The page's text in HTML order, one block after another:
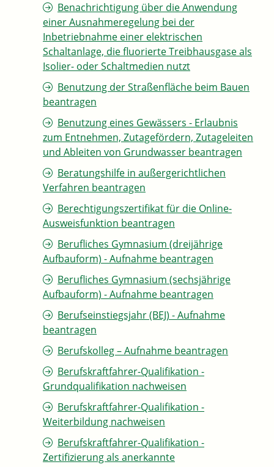
Benachrichtigung über die Anwendung
einer Ausnahmeregelung bei der
Inbetriebnahme einer elektrischen
Schaltanlage, die fluorierte Treibhausgase als
Isolier- oder Schaltmedien nutzt
Benutzung der Straßenfläche beim Bauen
beantragen
Benutzung eines Gewässers - Erlaubnis
zum Entnehmen, Zutagefördern, Zutageleiten
und Ableiten von Grundwasser beantragen
Beratungshilfe in außergerichtlichen
Verfahren beantragen
Berechtigungszertifikat für die Online-
Ausweisfunktion beantragen
Berufliches Gymnasium (dreijährige
Aufbauform) - Aufnahme beantragen
Berufliches Gymnasium (sechsjährige
Aufbauform) - Aufnahme beantragen
Berufseinstiegsjahr (BEJ) - Aufnahme
beantragen
Berufskolleg – Aufnahme beantragen
Berufskraftfahrer-Qualifikation -
Grundqualifikation nachweisen
Berufskraftfahrer-Qualifikation -
Weiterbildung nachweisen
Berufskraftfahrer-Qualifikation -
Zertifizierung als anerkannte